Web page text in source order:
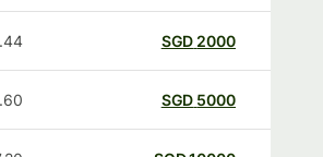
2000
SGD
5000
SGD